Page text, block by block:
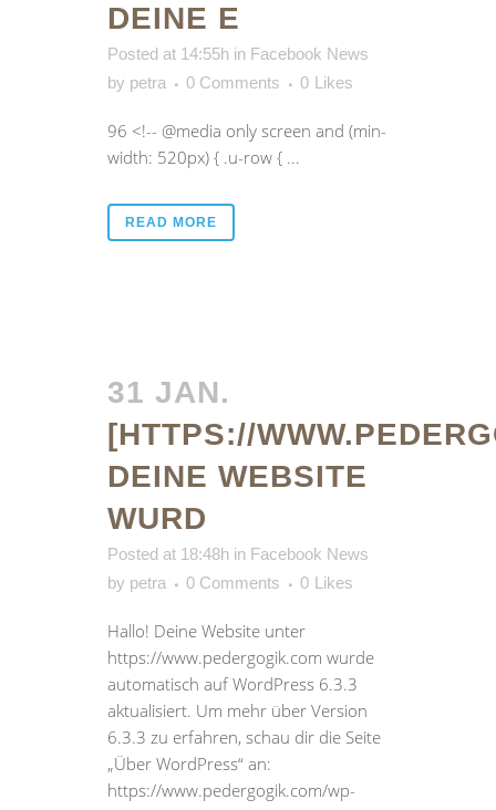
DEINE E
Posted at 14:55h in Facebook News
by petra 0 Comments 0 Likes
96 <!-- @media only screen and (min-
width: 520px) { .u-row { ...
READ MORE
31 JAN.
[HTTPS://
DEINE WEBSITE
WURD
Posted at 18:48h in Facebook News
by petra 0 Comments 0 Likes
Hallo! Deine Website unter
https://www.pedergogik.com wurde
automatisch auf WordPress 6.3.3
aktualisiert. Um mehr über Version
6.3.3 zu erfahren, schau dir die Seite
„Über WordPress“ an:
https://www.pedergogik.com/wp-